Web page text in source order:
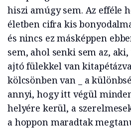
hiszi amúgy sem. Az efféle
életben cifra kis
és nincs ez másképpen
sem, ahol senki sem az,
ajtó fülekkel van
kölcsönben van _ a
annyi, hogy itt végül
helyére kerül, a
a hoppon maradtak